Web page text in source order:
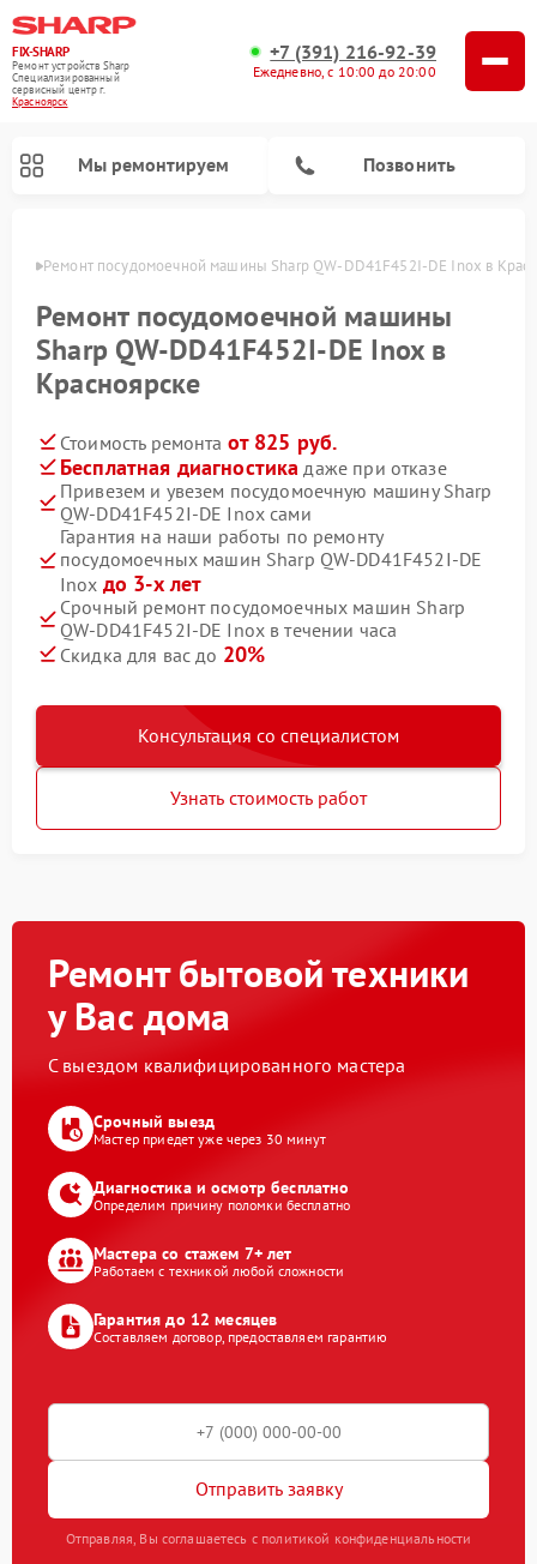
FIX-SHARP
Ремонт устройств Sharp
Специализированный
cервисный центр г.
Красноярск
+7 (391) 216-92-39
Ежедневно, с 10:00 до 20:00
Мы ремонтируем Позвонить
Ремонт посудомоечной машины Sharp QW-DD41F452I-DE Inox в
Ремонт посудомоечной машины
Sharp QW-DD41F452I-DE Inox в
Красноярске
Стоимость ремонта от 825 руб.
Бесплатная диагностика даже при отказе
Привезем и увезем посудомоечную машину Sharp
QW-DD41F452I-DE Inox сами
Гарантия на наши работы по ремонту
посудомоечных машин Sharp QW-DD41F452I-DE
Inox до 3-х лет
Срочный ремонт посудомоечных машин Sharp
QW-DD41F452I-DE Inox в течении часа
Скидка для вас до 20%
Консультация со специалистом
Узнать стоимость работ
Ремонт бытовой техники
у Вас дома
С выездом квалифицированного мастера
Срочный выезд
Мастер приедет уже через 30 минут
Диагностика и осмотр бесплатно
Определим причину поломки бесплатно
Мастера со стажем 7+ лет
Работаем с техникой любой сложности
Гарантия до 12 месяцев
Составляем договор, предоставляем гарантию
Отправить заявку
Отправляя, Вы соглашаетесь с политикой конфиденциальности